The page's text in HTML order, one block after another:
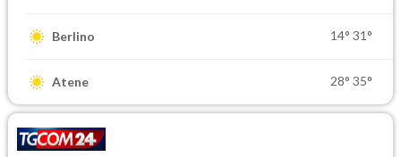
Berlino 14° 31°
Atene 28° 35°